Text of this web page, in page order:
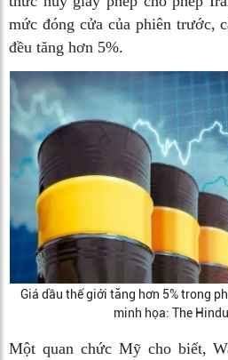
mức đóng cửa của phiên trước,
đều tăng hơn 5%.
Giá dầu thế giới tăng hơn 5% trong
minh họa: The
Một quan chức Mỹ cho biết,